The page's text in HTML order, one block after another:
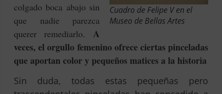
Cuadro de Felipe V en el
Museo de Bellas Artes
colgado boca abajo sin
que nadie parezca
querer remediarlo.A
veces, el orgullo femenino ofrece ciertas pinceladas
que aportan color y pequeños matices a la historia
Sin duda, todas estas pequeñas pero